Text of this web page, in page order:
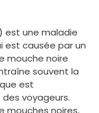
est une maladie
est causée par un
mouche noire
souvent la
est
voyageurs.
mouches noires,